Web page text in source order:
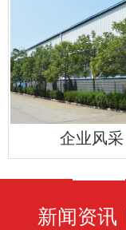
企业风采
新闻资讯